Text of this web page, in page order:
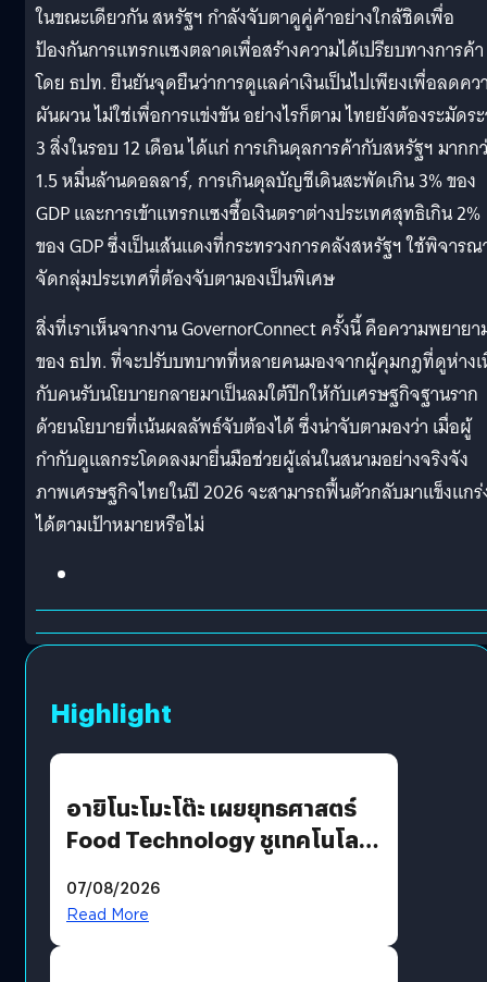
ในขณะเดียวกัน สหรัฐฯ กำลังจับตาดูคู่ค้าอย่างใกล้ชิดเพื่อ
ป้องกันการแทรกแซงตลาดเพื่อสร้างความได้เปรียบทางการค้า
โดย ธปท. ยืนยันจุดยืนว่าการดูแลค่าเงินเป็นไปเพียงเพื่อลดคว
ผันผวน ไม่ใช่เพื่อการแข่งขัน อย่างไรก็ตาม ไทยยังต้องระมัดร
3 สิ่งในรอบ 12 เดือน ได้แก่ การเกินดุลการค้ากับสหรัฐฯ มากก
1.5 หมื่นล้านดอลลาร์, การเกินดุลบัญชีเดินสะพัดเกิน 3% ของ
GDP และการเข้าแทรกแซงซื้อเงินตราต่างประเทศสุทธิเกิน 2%
ของ GDP ซึ่งเป็นเส้นแดงที่กระทรวงการคลังสหรัฐฯ ใช้พิจารณ
จัดกลุ่มประเทศที่ต้องจับตามองเป็นพิเศษ
สิ่งที่เราเห็นจากงาน GovernorConnect ครั้งนี้ คือความพยาย
ของ ธปท. ที่จะปรับบทบาทที่หลายคนมองจากผู้คุมกฎที่ดูห่าง
กับคนรับนโยบายกลายมาเป็นลมใต้ปีกให้กับเศรษฐกิจฐานราก
ด้วยนโยบายที่เน้นผลลัพธ์จับต้องได้ ซึ่งน่าจับตามองว่า เมื่อผู้
กำกับดูแลกระโดดลงมายื่นมือช่วยผู้เล่นในสนามอย่างจริงจัง
ภาพเศรษฐกิจไทยในปี 2026 จะสามารถฟื้นตัวกลับมาแข็งแกร่
ได้ตามเป้าหมายหรือไม่
Highlight
อายิโนะโมะโต๊ะ เผยยุทธศาสตร์
Food Technology ชูเทคโนโลยี
บริโภคและ B2B
07/08/2026
Read More